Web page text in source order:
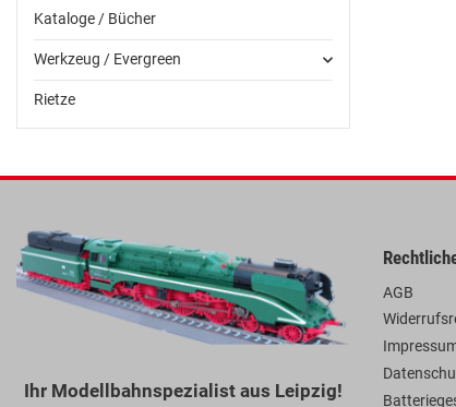
Kataloge / Bücher
Werkzeug / Evergreen
Rietze
Ihr Modellbahnspezialist aus Leipzig!
AGB